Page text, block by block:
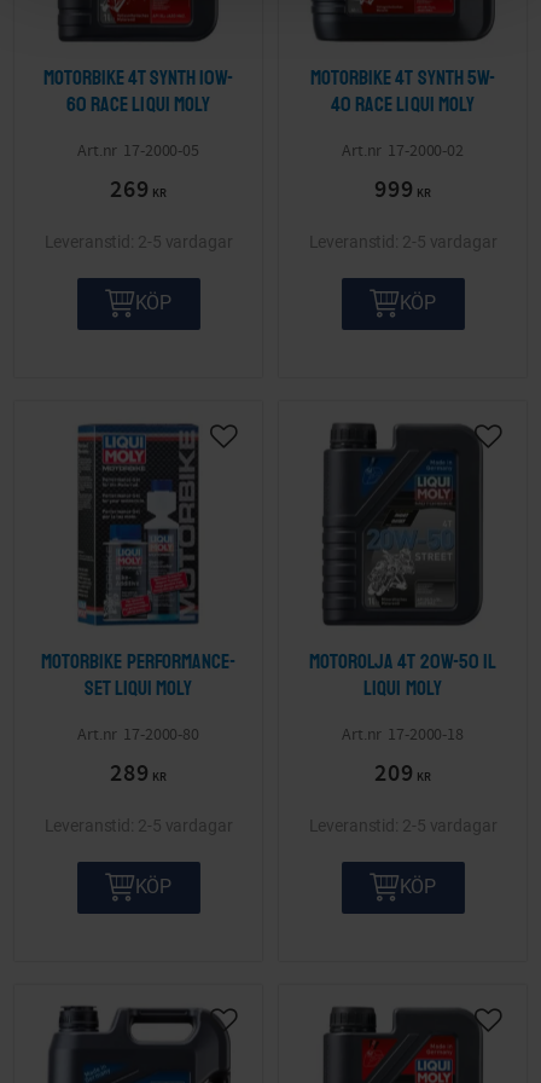
Motorbike 4T Synth 10W-
60 Race LIQUI MOLY
17-2000-05
269 KR
2-5 vardagar
KÖP
Motorbike 4T Synth 5W-
40 Race LIQUI MOLY
17-2000-02
999 KR
2-5 vardagar
KÖP
Motorbike Performance-
Set LIQUI MOLY
17-2000-80
289 KR
Lägg till i önskelista
2-5 vardagar
KÖP
Motorolja 4T 20W-50 1L
LIQUI MOLY
17-2000-18
209 KR
Lägg
2-5 vardagar
KÖP
Lägg till i önskelista Lägg